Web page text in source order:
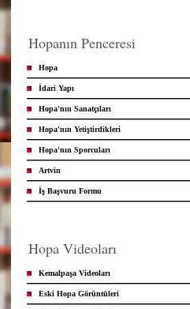
Hopanın Penceresi
Hopa
İdari Yapı
Hopa'nın Sanatçıları
Hopa'nın Yetiştirdikleri
Hopa'nın Sporcuları
Artvin
İş Başvuru Formu
Hopa Videoları
Kemalpaşa Videoları
Eski Hopa Görüntüleri